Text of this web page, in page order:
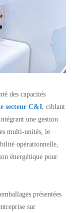
des capacités
secteur C&I, ciblant
une gestion
multi-unités, le
opérationnelle,
énergétique pour
présentées
sur